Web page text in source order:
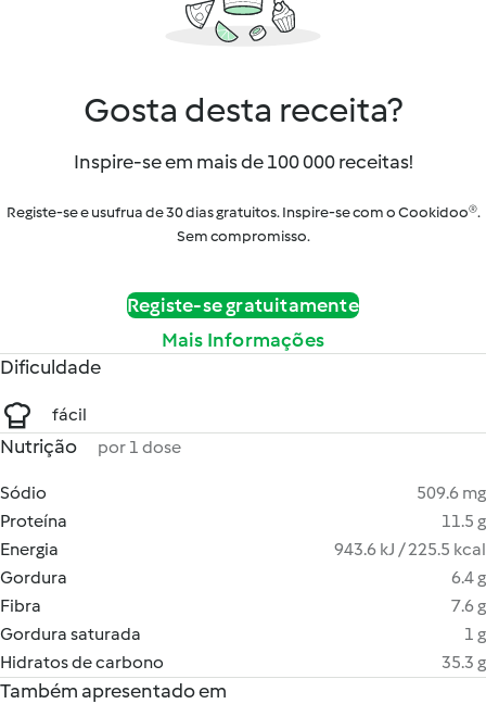
Gosta desta receita?
Inspire-se em mais de 100 000 receitas!
Registe-se e usufrua de 30 dias gratuitos. Inspire-se com o Cookidoo®.
Sem compromisso.
Registe-se gratuitamente
Mais Informações
Dificuldade
fácil
Nutrição por 1 dose
Sódio
509.6 mg
Proteína
11.5 g
Energia
943.6 kJ / 225.5 kcal
Gordura
6.4 g
Fibra
7.6 g
Gordura saturada
1 g
Hidratos de carbono
35.3 g
Também apresentado em